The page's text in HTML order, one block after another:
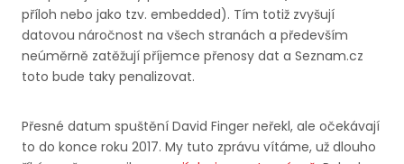
příloh nebo jako tzv. embedded). Tím totiž zvyšují
datovou náročnost na všech stranách a především
neúměrně zatěžují příjemce přenosy dat a Seznam.cz
toto bude taky penalizovat.
Přesné datum spuštění David Finger neřekl, ale očekávají
to do konce roku 2017. My tuto zprávu vítáme, už dlouho